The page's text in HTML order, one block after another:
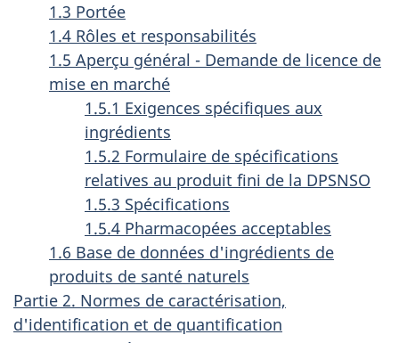
1.3 Portée
1.4 Rôles et responsabilités
1.5 Aperçu général - Demande de licence de
mise en marché
1.5.1 Exigences spécifiques aux
ingrédients
1.5.2 Formulaire de spécifications
relatives au produit fini de la DPSNSO
1.5.3 Spécifications
1.5.4 Pharmacopées acceptables
1.6 Base de données d'ingrédients de
produits de santé naturels
Partie 2. Normes de caractérisation,
d'identification et de quantification